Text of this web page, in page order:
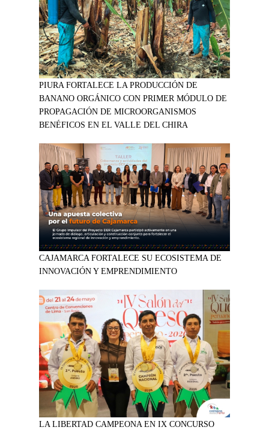
PIURA FORTALECE LA PRODUCCIÓN DE
BANANO ORGÁNICO CON PRIMER MÓDULO DE
PROPAGACIÓN DE MICROORGANISMOS
BENÉFICOS EN EL VALLE DEL CHIRA
CAJAMARCA FORTALECE SU ECOSISTEMA DE
INNOVACIÓN Y EMPRENDIMIENTO
LA LIBERTAD CAMPEONA EN IX CONCURSO